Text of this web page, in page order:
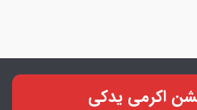
اکرمی یدکی